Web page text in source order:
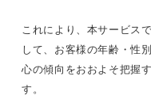
これにより、本サービス
して、お客様の年齢・性
心の傾向をおおよそ把握
す。